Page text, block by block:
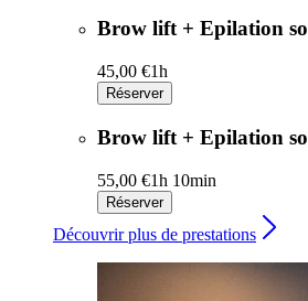
Brow lift + Epilation
45,00 €1h
Réserver
Brow lift + Epilation
55,00 €1h 10min
Réserver
Découvrir plus de prestations